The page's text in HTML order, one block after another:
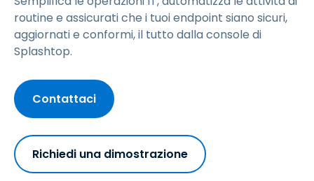
routine e assicurati che i tuoi endpoint siano sicuri,
aggiornati e conformi, il tutto dalla console di
Splashtop.
Contattaci
Richiedi una dimostrazione